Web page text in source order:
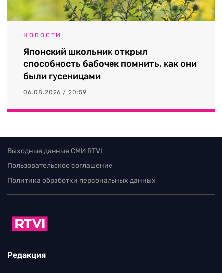
НОВОСТИ
Японский школьник открыл
способность бабочек помнить, как они
были гусеницами
06.08.2026 / 20:59
Выходные данные СМИ RTVI
Пользовательское соглашение
Политика обработки персональных данных
Редакция